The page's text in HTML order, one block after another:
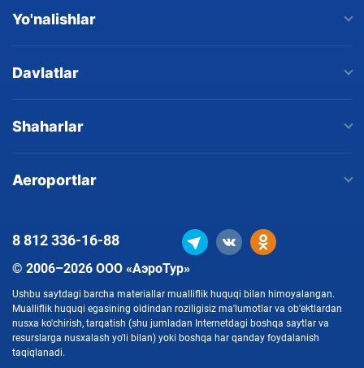
Yo'nalishlar
Davlatlar
Shaharlar
Aeroportlar
© 2006–2026 ООО «АэроТур»
Ushbu saytdagi barcha materiallar mualliflik huquqi bilan himoyalangan.
Mualliflik huquqi egasining oldindan roziligisiz ma'lumotlar va ob'ektlardan
nusxa ko'chirish, tarqatish (shu jumladan Internetdagi boshqa saytlar va
resurslarga nusxalash yo'li bilan) yoki boshqa har qanday foydalanish
taqiqlanadi.
8 812336-16-88